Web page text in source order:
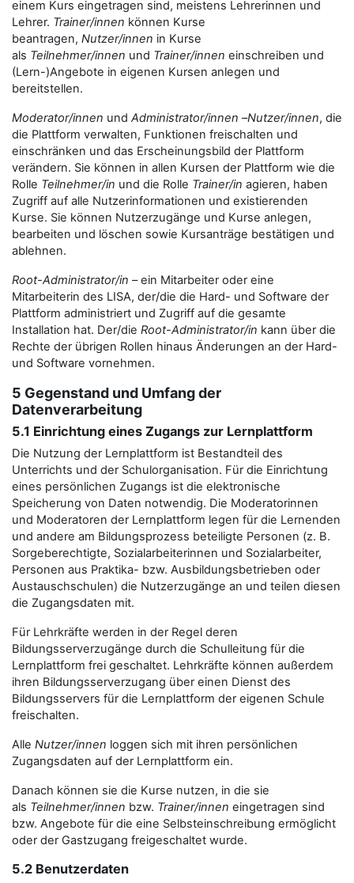
einem Kurs eingetragen sind, meistens Lehrerinnen und
Lehrer. Trainer/innen können Kurse
beantragen, Nutzer/innen in Kurse
als Teilnehmer/innen und Trainer/innen einschreiben und
(Lern-)Angebote in eigenen Kursen anlegen und
bereitstellen.
Moderator/innen und Administrator/innen –Nutzer/innen, die
die Plattform verwalten, Funktionen freischalten und
einschränken und das Erscheinungsbild der Plattform
verändern. Sie können in allen Kursen der Plattform wie die
Rolle Teilnehmer/in und die Rolle Trainer/in agieren, haben
Zugriff auf alle Nutzerinformationen und existierenden
Kurse. Sie können Nutzerzugänge und Kurse anlegen,
bearbeiten und löschen sowie Kursanträge bestätigen und
ablehnen.
Root-Administrator/in – ein Mitarbeiter oder eine
Mitarbeiterin des LISA, der/die die Hard- und Software der
Plattform administriert und Zugriff auf die gesamte
Installation hat. Der/die Root-Administrator/in kann über die
Rechte der übrigen Rollen hinaus Änderungen an der Hard-
und Software vornehmen.
5 Gegenstand und Umfang der
Datenverarbeitung
5.1 Einrichtung eines Zugangs zur Lernplattform
Die Nutzung der Lernplattform ist Bestandteil des
Unterrichts und der Schulorganisation. Für die Einrichtung
eines persönlichen Zugangs ist die elektronische
Speicherung von Daten notwendig. Die Moderatorinnen
und Moderatoren der Lernplattform legen für die Lernenden
und andere am Bildungsprozess beteiligte Personen (z. B.
Sorgeberechtigte, Sozialarbeiterinnen und Sozialarbeiter,
Personen aus Praktika- bzw. Ausbildungsbetrieben oder
Austauschschulen) die Nutzerzugänge an und teilen diesen
die Zugangsdaten mit.
Für Lehrkräfte werden in der Regel deren
Bildungsserverzugänge durch die Schulleitung für die
Lernplattform frei geschaltet. Lehrkräfte können außerdem
ihren Bildungsserverzugang über einen Dienst des
Bildungsservers für die Lernplattform der eigenen Schule
freischalten.
Alle Nutzer/innen loggen sich mit ihren persönlichen
Zugangsdaten auf der Lernplattform ein.
Danach können sie die Kurse nutzen, in die sie
als Teilnehmer/innen bzw. Trainer/innen eingetragen sind
bzw. Angebote für die eine Selbsteinschreibung ermöglicht
oder der Gastzugang freigeschaltet wurde.
5.2 Benutzerdaten